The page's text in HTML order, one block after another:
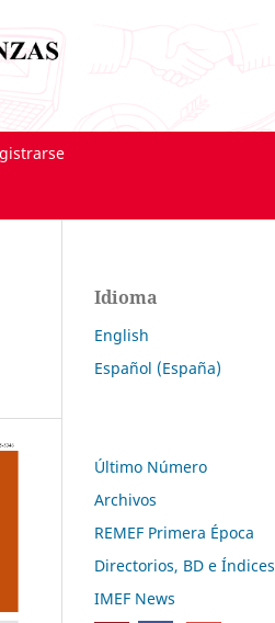
Idioma
English
Español (España)
Último Número
Archivos
REMEF Primera Época
Directorios, BD e Índices
IMEF News